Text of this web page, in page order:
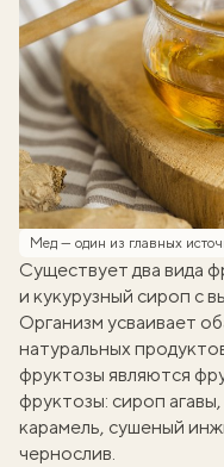
Мед — один из главных
Существует два вида
и кукурузный сироп с
Организм усваивает
натуральных
фруктозы являются
фруктозы: сироп
карамель, сушеный
чернослив.